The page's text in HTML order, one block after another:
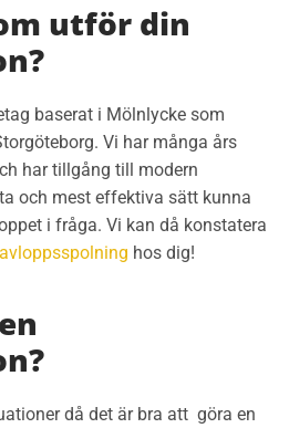
utför din
baserat i Mölnlycke som
Vi har många års
har tillgång till modern
och mest effektiva sätt kunna
i fråga. Vi kan då konstatera
avloppsspolning hos dig!
då det är bra att göra en